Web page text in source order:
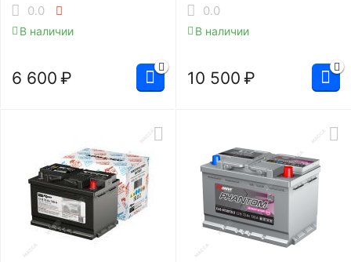
0.0
В наличии
6 600 ₽
0.0
В наличии
10 500 ₽